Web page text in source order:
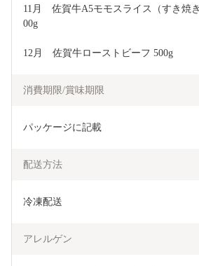
11月　佐賀牛A5モモスライス（すき焼
00g
12月　佐賀牛ローストビーフ 500g
消費期限/賞味期限
パッケージに記載
配送方法
冷凍配送
アレルゲン